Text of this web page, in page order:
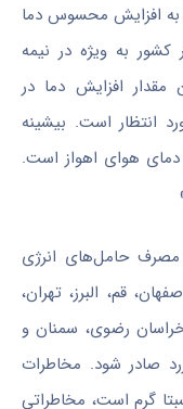
به افزایش محسوس دما
کشور به ویژه در نیمه
افزایش دما در
بین ۱۰ تا ۱۵ درجه مورد انتظار است. بیشینه
و نزدیک به دمای هوای اهواز است.
حامل‌های انرژی
قم، البرز، تهران،
خراسان رضوی، سمنان و
صادر شود. مخاطرات
گرم است، مخاطراتی